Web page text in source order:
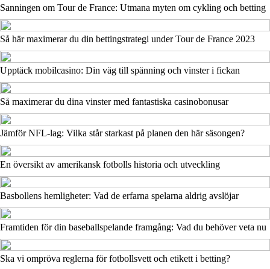
Sanningen om Tour de France: Utmana myten om cykling och betting
Så här maximerar du din bettingstrategi under Tour de France 2023
Upptäck mobilcasino: Din väg till spänning och vinster i fickan
Så maximerar du dina vinster med fantastiska casinobonusar
Jämför NFL-lag: Vilka står starkast på planen den här säsongen?
En översikt av amerikansk fotbolls historia och utveckling
Basbollens hemligheter: Vad de erfarna spelarna aldrig avslöjar
Framtiden för din baseballspelande framgång: Vad du behöver veta nu
Ska vi ompröva reglerna för fotbollsvett och etikett i betting?